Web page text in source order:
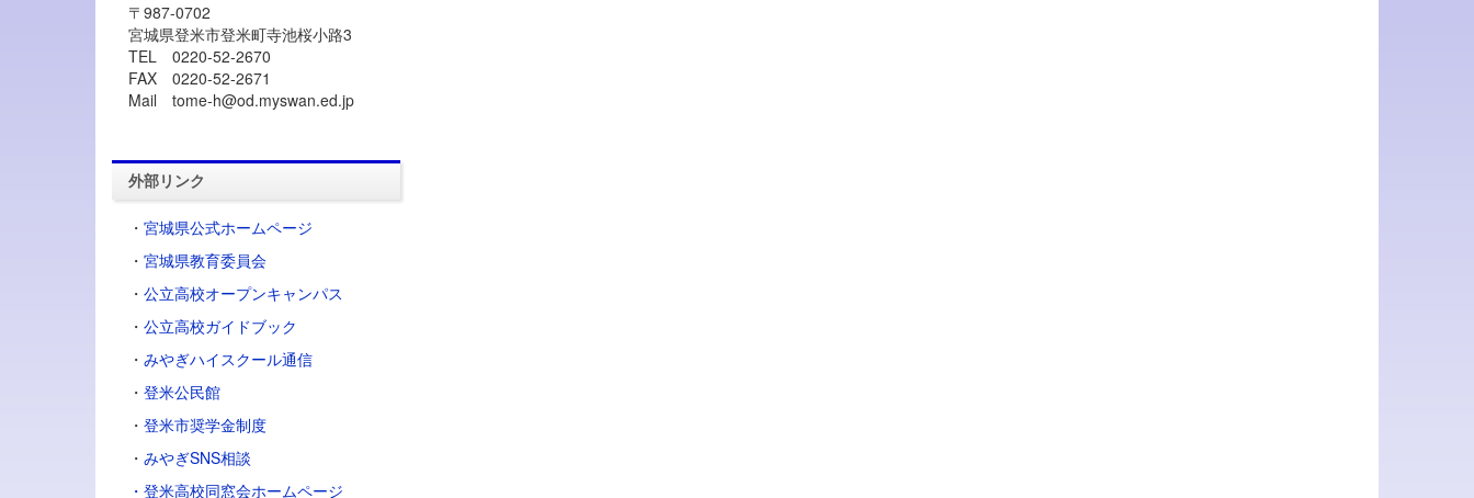
〒987-0702
宮城県登米市登米町寺池桜小路3
TEL 0220-52-2670
FAX 0220-52-2671
Mail tome-h@od.myswan.ed.jp
外部リンク
・ 宮城県公式ホームページ
・ 宮城県教育委員会
・ 公立高校オープンキャンパス
・ 公立高校ガイドブック
・ みやぎハイスクール通信
・ 登米公民館
・ 登米市奨学金制度
・ みやぎSNS相談
・登米高校同窓会ホームページ